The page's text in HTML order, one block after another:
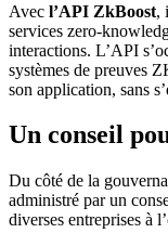
Avec l’API ZkBoost,
services zero-
interactions. L’API
systèmes de preuves
son application, sans
Un conseil
Du côté de la
administré par un
diverses entreprises à